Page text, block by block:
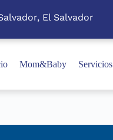
El Salvador
Mom&Baby Servicios